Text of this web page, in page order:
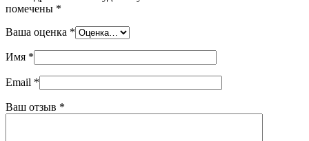
помечены *
Ваша оценка *
Имя *
Email *
Ваш отзыв *